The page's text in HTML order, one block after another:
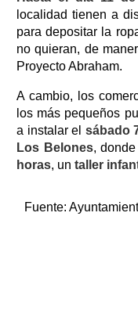
localidad tienen a
para depositar la
no quieran, de
Proyecto Abraham.
A cambio, los
los más pequeños
a instalar el sábado
Los Belones,
horas, un taller
Fuente: